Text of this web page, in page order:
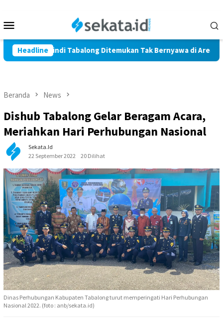
konten
Mobile
Headline
Marindi Tabalong Ditemukan Tak Bernyawa di Area
Beranda News
Dishub Tabalong Gelar Beragam Acara,
Meriahkan Hari Perhubungan Nasional
Sekata.id
22 September 2022
20 Dilihat
Dinas Perhubungan Kabupaten Tabalong turut memperingati Hari Perhubungan
Nasional 2022. (foto : anb/sekata.id)